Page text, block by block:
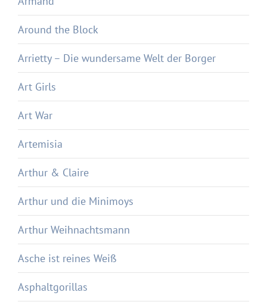
Around the Block
Arrietty – Die wundersame Welt der Borger
Art Girls
Art War
Artemisia
Arthur & Claire
Arthur und die Minimoys
Arthur Weihnachtsmann
Asche ist reines Weiß
Asphaltgorillas